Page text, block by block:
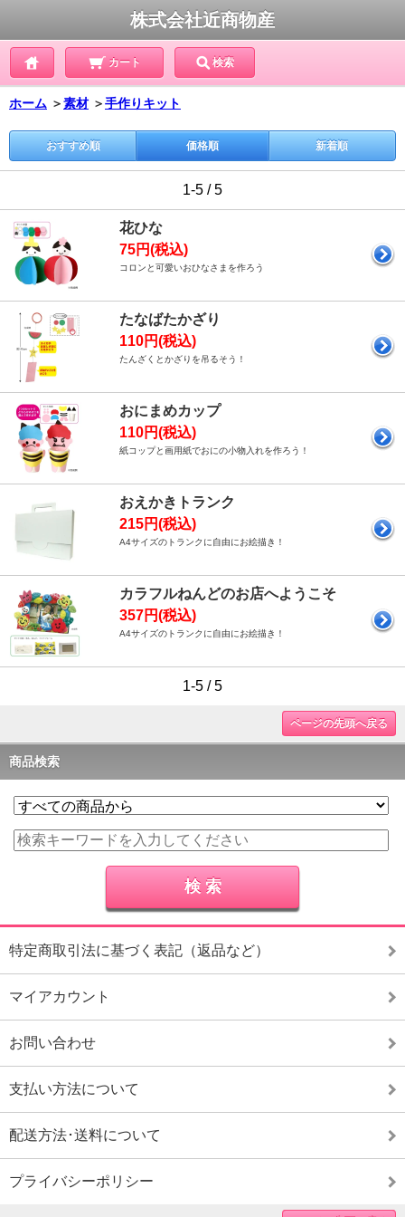
株式会社近商物産
カート 検索
ホーム ＞素材 ＞手作りキット
おすすめ順 価格順 新着順
1-5 / 5
花ひな
75円(税込)
コロンと可愛いおひなさまを作ろう
たなばたかざり
110円(税込)
たんざくとかざりを吊るそう！
おにまめカップ
110円(税込)
紙コップと画用紙でおにの小物入れを作ろう！
おえかきトランク
215円(税込)
A4サイズのトランクに自由にお絵描き！
カラフルねんどのお店へようこそ
357円(税込)
A4サイズのトランクに自由にお絵描き！
1-5 / 5
ページの先頭へ戻る
商品検索
特定商取引法に基づく表記（返品など）
マイアカウント
お問い合わせ
支払い方法について
配送方法･送料について
プライバシーポリシー